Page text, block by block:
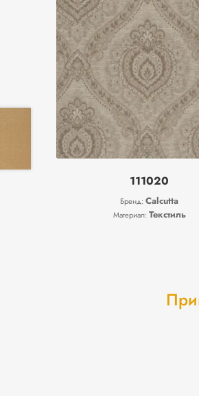
111020
Бренд:Calcutta
Материал: Текстиль